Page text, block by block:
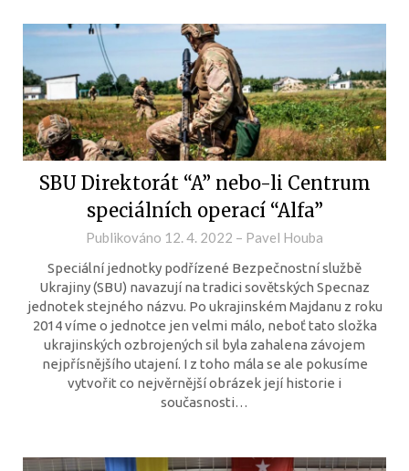
SBU Direktorát “A” nebo-li Centrum
speciálních operací “Alfa”
Publikováno 12. 4. 2022 – Pavel Houba
Speciální jednotky podřízené Bezpečnostní službě
Ukrajiny (SBU) navazují na tradici sovětských Specnaz
jednotek stejného názvu. Po ukrajinském Majdanu z roku
2014 víme o jednotce jen velmi málo, neboť tato složka
ukrajinských ozbrojených sil byla zahalena závojem
nejpřísnějšího utajení. I z toho mála se ale pokusíme
vytvořit co nejvěrnější obrázek její historie i
současnosti…